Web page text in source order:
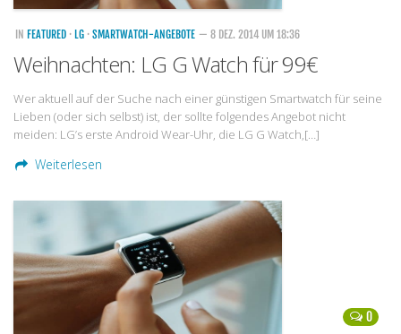
IN FEATURED · LG · SMARTWATCH-ANGEBOTE — 8 DEZ. 2014 UM 18:36
Weihnachten: LG G Watch für 99€
Wer aktuell auf der Suche nach einer günstigen Smartwatch für seine
Lieben (oder sich selbst) ist, der sollte folgendes Angebot nicht
meiden: LG’s erste Android Wear-Uhr, die LG G Watch,[…]
Weiterlesen
0